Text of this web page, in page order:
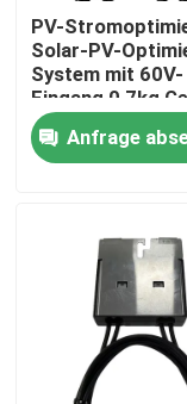
Kontakt mit uns
Neuigkeiten
Bitte um ein
vfd variabler
PV-
Solar-PV-
System mit 60V-
Eingang 0,7kg
Anfrage